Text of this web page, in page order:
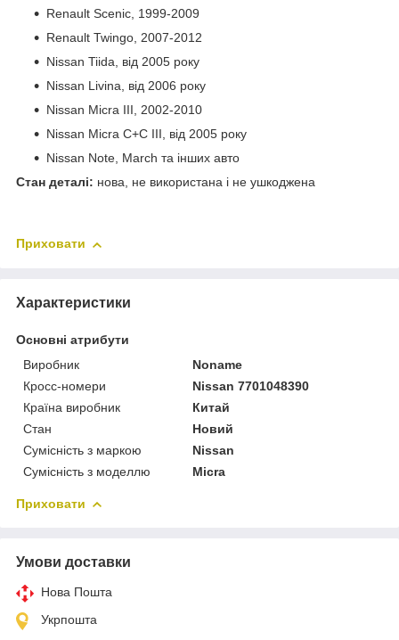
Renault Scenic, 1999-2009
Renault Twingo, 2007-2012
Nissan Tiida, від 2005 року
Nissan Livina, від 2006 року
Nissan Micra III, 2002-2010
Nissan Micra C+C III, від 2005 року
Nissan Note, March та інших авто
Стан деталі: нова, не використана і не ушкоджена
Приховати
Характеристики
Основні атрибути
Виробник
Noname
Кросс-номери
Nissan 7701048390
Країна виробник
Китай
Стан
Новий
Сумісність з маркою
Nissan
Сумісність з моделлю
Micra
Приховати
Умови доставки
Нова Пошта
Укрпошта